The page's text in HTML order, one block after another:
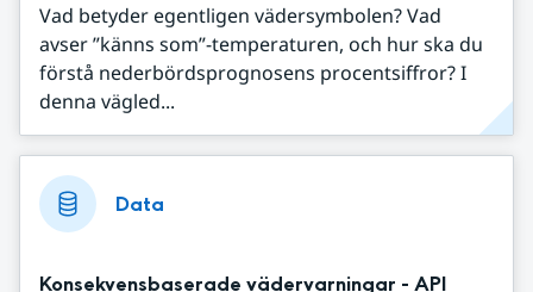
Vad betyder egentligen vädersymbolen? Vad
avser ”känns som”-temperaturen, och hur ska du
förstå nederbördsprognosens procentsiffror? I
denna vägled...
Data
Konsekvensbaserade vädervarningar - API